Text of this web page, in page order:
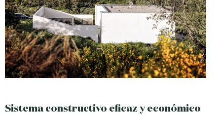
Sistema constructivo eficaz y económico